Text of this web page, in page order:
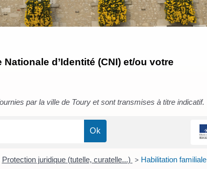
d’Identité (CNI) et/ou votre
par la ville de Toury et sont transmises à titre indicatif.
Protection juridique (tutelle, curatelle...) > Habilitation familiale